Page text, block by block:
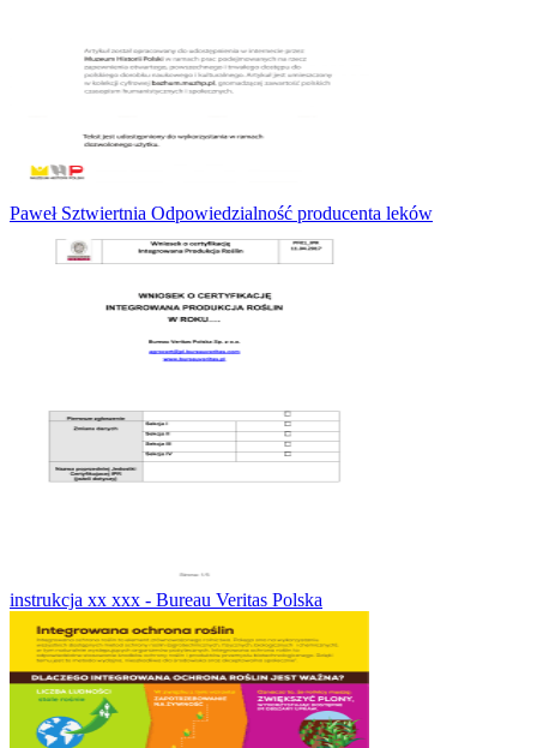
Paweł Sztwiertnia Odpowiedzialność producenta leków
instrukcja xx xxx - Bureau Veritas Polska